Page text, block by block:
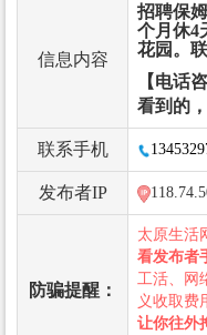
信息内容
招聘保
个月休4
花园。
【电话
看到的
联系手机
发布者IP
防骗提醒：
太原生活
看发布者
工活、网
义收取费
让你往外